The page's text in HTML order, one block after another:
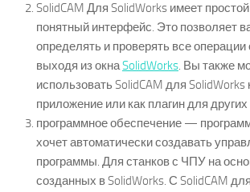
SolidCAM Для SolidWorks имеет
понятный интерфейс. Это позволяет
определять и проверять все операции
выходя из окнаSolidWorks. Вы также
использовать SolidCAM для SolidWorks
приложение или как плагин для
программное обеспечение —
хочет автоматически создавать
программы. Для станков с ЧПУ на
созданных в SolidWorks. С SolidCAM